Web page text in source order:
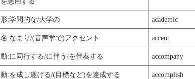
形:学問的な/大学の academic
名:なまり/(音声学で)アクセント accent
動:に同行する/に伴う/を伴奏する accompany
動:を成し遂げる/(目標など)を達成する accomplish